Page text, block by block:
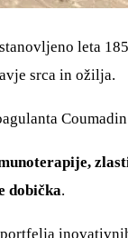
leta
srca in ožilja.
dobička.